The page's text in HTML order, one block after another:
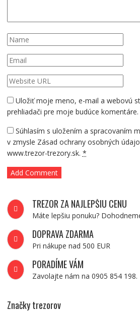
Uložiť moje meno, e-mail a webovú
prehliadači pre moje budúce komentáre.
Súhlasím s uložením a spracovaním
v zmysle Zásad ochrany osobných
www.trezor-trezory.sk. *
TREZOR ZA NAJLEPŠIU CENU
Máte lepšiu ponuku?
DOPRAVA ZDARMA
Pri nákupe nad 500 EUR
PORADÍME VÁM
Zavolajte nám na 0905 854 198.
Značky trezorov